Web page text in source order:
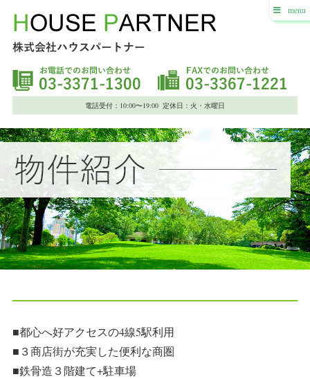
電話受付：10:00〜19:00 定休日：火・水曜日
■都心へ好アクセスの4線5駅利用
■３商店街が充実した便利な商圏
■鉄骨造３階建て+駐車場
menu